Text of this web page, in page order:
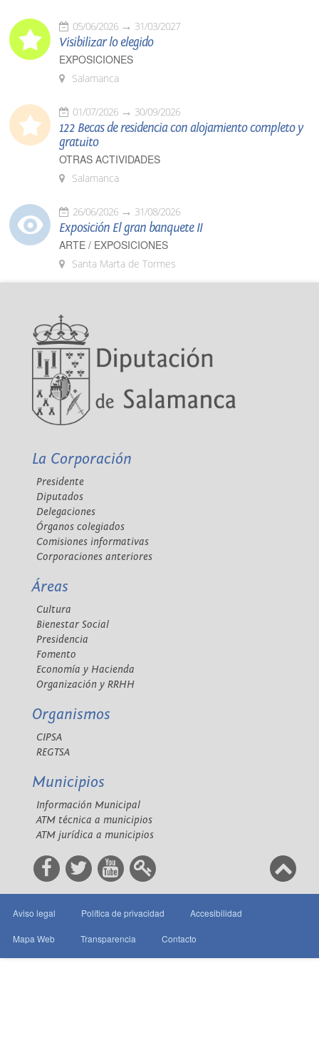
05/06/2026 31/03/2027
Visibilizar lo elegido
EXPOSICIONES
Salamanca
01/07/2026 30/09/2026
122 Becas de residencia con alojamiento completo y
gratuito
OTRAS ACTIVIDADES
Salamanca
26/06/2026 31/08/2026
Exposición El gran banquete II
ARTE / EXPOSICIONES
Santa Marta de Tormes
La Corporación
Presidente
Diputados
Delegaciones
Órganos colegiados
Comisiones informativas
Corporaciones anteriores
Áreas
Cultura
Bienestar Social
Presidencia
Fomento
Economía y Hacienda
Organización y RRHH
Organismos
CIPSA
REGTSA
Municipios
Información Municipal
ATM técnica a municipios
ATM jurídica a municipios
Aviso legal Política de privacidad Accesibilidad
Mapa Web Transparencia Contacto